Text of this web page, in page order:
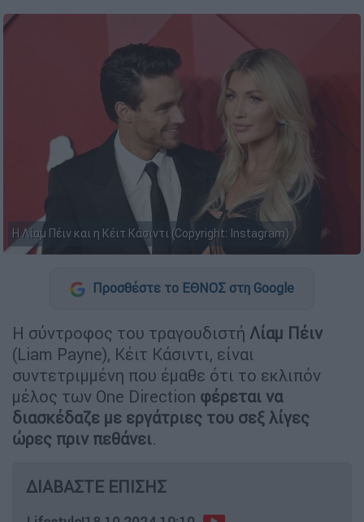
Η Λίαμ Πέιν και η Κέιτ Κάσιντι (Copyright: Instagram)
Προσθέστε το ΕΘΝΟΣ στη Google
Η σύντροφος του τραγουδιστή Λίαμ Πέιν
(Liam Payne), Κέιτ Κάσιντι, είναι
συντετριμμένη που έμαθε ότι το εκλιπόν
μέλος των One Direction φέρεται να
διασκέδαζε με εργάτριες του σεξ λίγες
ώρες πριν πεθάνει.
ΔΙΑΒΑΣΤΕ ΕΠΙΣΗΣ